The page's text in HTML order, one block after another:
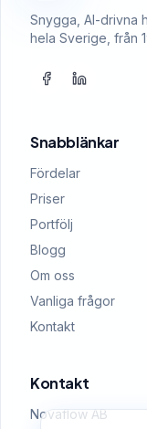
Snygga, AI-drivna
hela Sverige, från
Snabblänkar
Fördelar
Priser
Portfölj
Blogg
Om oss
Vanliga frågor
Kontakt
Kontakt
Novaflow AB